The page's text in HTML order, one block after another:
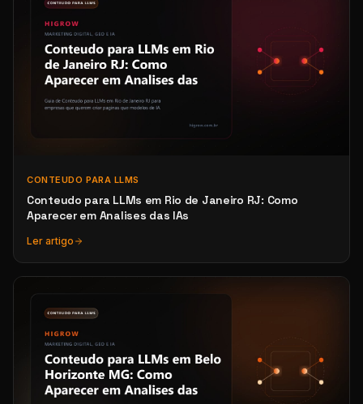
CONTEUDO PARA LLMS
Conteudo para LLMs em Rio de Janeiro RJ: Como
Aparecer em Analises das IAs
Ler artigo